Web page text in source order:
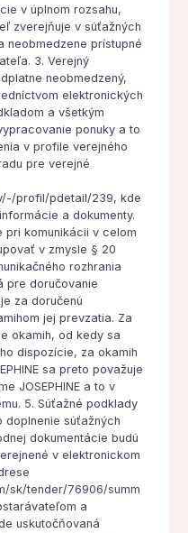
v úplnom rozsahu,
zverejňuje v súťažných
neobmedzene prístupné
3. Verejný
neobmedzený,
elektronických
a všetkým
ponuky a to
v profile verejného
pre verejné
profil/pdetail/239, kde
a dokumenty.
pri komunikácii v celom
v zmysle § 20
rozhrania
pre doručovanie
za doručenú
jej prevzatia. Za
okamih, od kedy sa
dispozície, za okamih
sa preto považuje
JOSEPHINE a to v
5. Súťažné podklady
doplnenie súťažných
dokumentácie budú
v elektronickom
sk/tender/76906/summ
a
uskutočňovaná